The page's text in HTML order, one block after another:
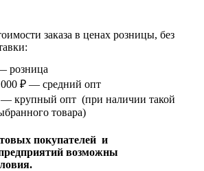
заказа в ценах розницы, без
розница
000 ₽ — средний опт
— крупный опт (при наличии такой
товара)
покупателей и
возможны